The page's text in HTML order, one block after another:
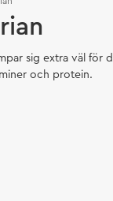
sig extra väl för
och protein.